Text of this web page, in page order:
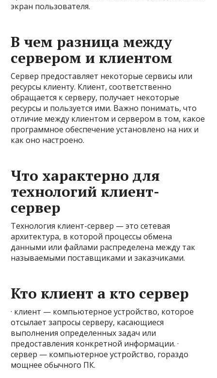
экран пользователя.
В чем разница между
сервером и клиентом
Сервер предоставляет некоторые сервисы или
ресурсы клиенту. Клиент, соответственно
обращается к серверу, получает некоторые
ресурсы и пользуется ими. Важно понимать, что
отличие между клиентом и сервером в том, какое
программное обеспечение установлено на них и
как оно настроено.
Что характерно для
технологий клиент-
сервер
Технология клиент-сервер — это сетевая
архитектура, в которой процессы обмена
данными или файлами распределена между так
называемыми поставщиками и заказчиками.
Кто клиент а кто сервер
· клиент — компьютерное устройство, которое
отсылает запросы серверу, касающиеся
выполнения определенных задач или
предоставления конкретной информации. ·
сервер — компьютерное устройство, гораздо
мощнее обычного ПК.